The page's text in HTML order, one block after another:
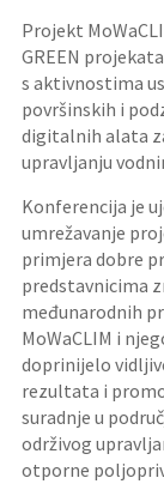
Projekt
GREEN
s aktivnostima
površinskih i
digitalnih alata
upravljanju
Konferencija je
umrežavanje
primjera dobre
predstavnicima
međunarodnih
MoWaCLIM i
doprinijelo
rezultata i
suradnje u
održivog
otporne